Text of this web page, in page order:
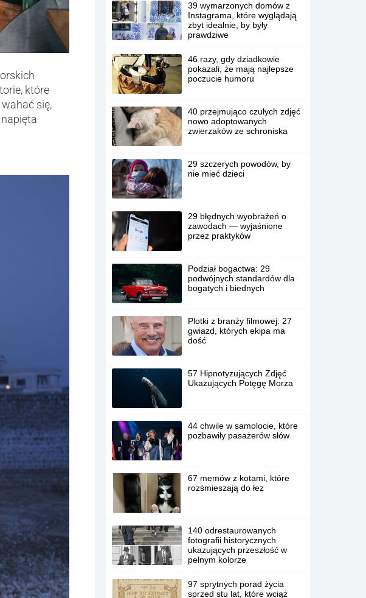
które
się,
39 wymarzonych domów z
Instagrama, które wyglądają
zbyt idealnie, by były
prawdziwe
46 razy, gdy dziadkowie
pokazali, że mają najlepsze
poczucie humoru
40 przejmująco czułych zdjęć
nowo adoptowanych
zwierzaków ze schroniska
29 szczerych powodów, by
nie mieć dzieci
29 błędnych wyobrażeń o
zawodach — wyjaśnione
przez praktyków
Podział bogactwa: 29
podwójnych standardów dla
bogatych i biednych
Plotki z branży filmowej: 27
gwiazd, których ekipa ma
dość
57 Hipnotyzujących Zdjęć
Ukazujących Potęgę Morza
44 chwile w samolocie, które
pozbawiły pasażerów słów
67 memów z kotami, które
rozśmieszają do łez
140 odrestaurowanych
fotografii historycznych
ukazujących przeszłość w
pełnym kolorze
97 sprytnych porad życia
sprzed stu lat, które wciąż